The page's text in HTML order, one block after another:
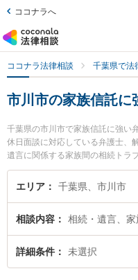
ココナラへ
ココナラ法律相談 千葉県で法
市川市の家族信託に
千葉県の市川市で家族信託に強い
休日面談に対応している弁護士、
遺言に関係する家族間の相続トラ
野での絞り込み検索もでき便利で
弁護士や法律事務所羅針盤の本田
ぐに弁護士に相談したい』『家族
士を検索したい』『初回相談無料
士に相談予約したい』などでお困
エリア 千葉県、市川市
相談内容 相続・遺言、家
詳細条件 未選択